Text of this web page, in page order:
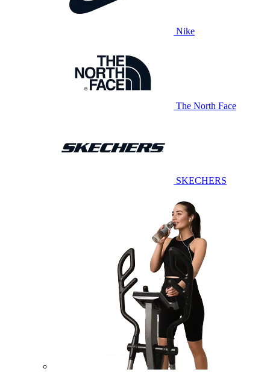
Nike
The North Face
SKECHERS